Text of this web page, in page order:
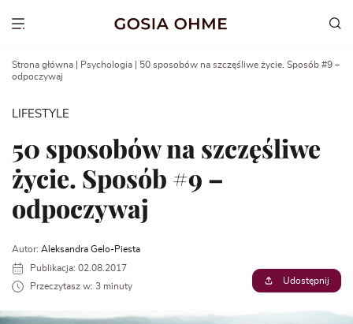
Show menu
Strona główna Psychologia
50 sposobów na szczęśliwe życie. Sposób #9 –
odpoczywaj
LIFESTYLE
50 sposobów na szczęśliwe
życie. Sposób #9 –
odpoczywaj
Autor: Aleksandra Gelo-Piesta
Publikacja: 02.08.2017
Przeczytasz w: 3 minuty
Udostępnij